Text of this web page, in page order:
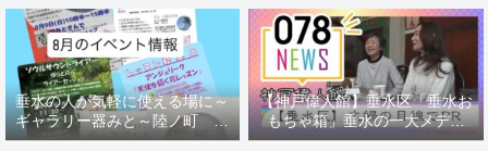
垂水の人が気軽に使える場に～
ギャラリー器みと～陸ノ町 ８
月のイベント情報
【神戸偉人館】垂水区「垂水お
もちゃ箱」垂水の一大メディ
ア！？｜神戸の魅力を凸インタ